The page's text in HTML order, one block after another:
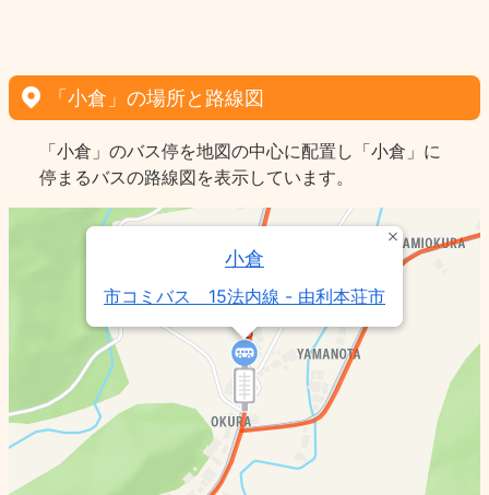
「小倉」の場所と路線図
「小倉」のバス停を地図の中心に配置し「小倉」に
停まるバスの路線図を表示しています。
小倉
市コミバス 15法内線 - 由利本荘市